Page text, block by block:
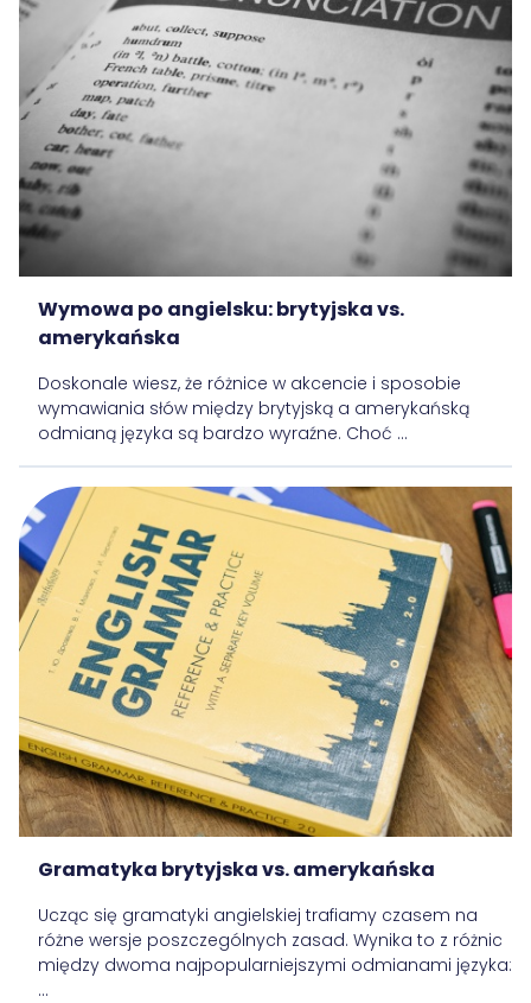
Wymowa po angielsku: brytyjska vs.
amerykańska
Doskonale wiesz, że różnice w akcencie i sposobie
wymawiania słów między brytyjską a amerykańską
odmianą języka są bardzo wyraźne. Choć ...
Gramatyka brytyjska vs. amerykańska
Ucząc się gramatyki angielskiej trafiamy czasem na
różne wersje poszczególnych zasad. Wynika to z różnic
między dwoma najpopularniejszymi odmianami języka:
...